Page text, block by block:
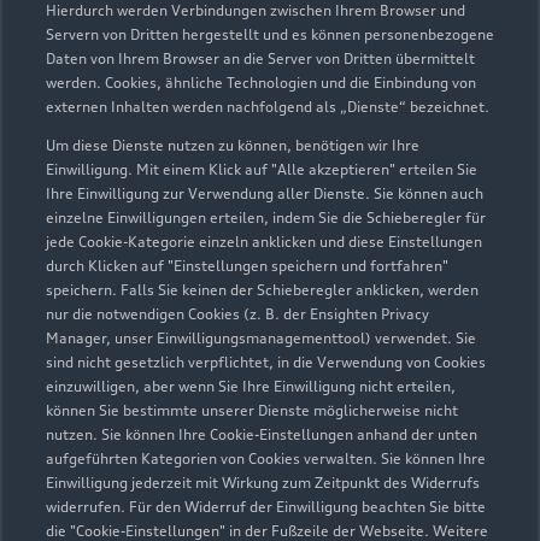
Hierdurch werden Verbindungen zwischen Ihrem Browser und
Servern von Dritten hergestellt und es können personenbezogene
Daten von Ihrem Browser an die Server von Dritten übermittelt
werden. Cookies, ähnliche Technologien und die Einbindung von
externen Inhalten werden nachfolgend als „Dienste“ bezeichnet.
Um diese Dienste nutzen zu können, benötigen wir Ihre
Einwilligung. Mit einem Klick auf "Alle akzeptieren" erteilen Sie
Ihre Einwilligung zur Verwendung aller Dienste. Sie können auch
einzelne Einwilligungen erteilen, indem Sie die Schieberegler für
jede Cookie-Kategorie einzeln anklicken und diese Einstellungen
durch Klicken auf "Einstellungen speichern und fortfahren"
speichern. Falls Sie keinen der Schieberegler anklicken, werden
nur die notwendigen Cookies (z. B. der Ensighten Privacy
Manager, unser Einwilligungsmanagementtool) verwendet. Sie
sind nicht gesetzlich verpflichtet, in die Verwendung von Cookies
einzuwilligen, aber wenn Sie Ihre Einwilligung nicht erteilen,
können Sie bestimmte unserer Dienste möglicherweise nicht
nutzen. Sie können Ihre Cookie-Einstellungen anhand der unten
aufgeführten Kategorien von Cookies verwalten. Sie können Ihre
Einwilligung jederzeit mit Wirkung zum Zeitpunkt des Widerrufs
widerrufen. Für den Widerruf der Einwilligung beachten Sie bitte
die "Cookie-Einstellungen" in der Fußzeile der Webseite. Weitere
Audi Pflegemitteltasche
Sommer
Damit Ihr Audi auch im Sommer glänzt: die
passende Pflege in einer Tasche.
Zur Audi Shopping World